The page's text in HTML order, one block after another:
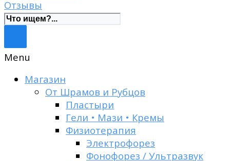
Отзывы
Menu
Магазин
От Шрамов и Рубцов
Пластыри
Гели • Мази • Кремы
Физиотерапия
Электрофорез
Фонофорез / Ультразвук